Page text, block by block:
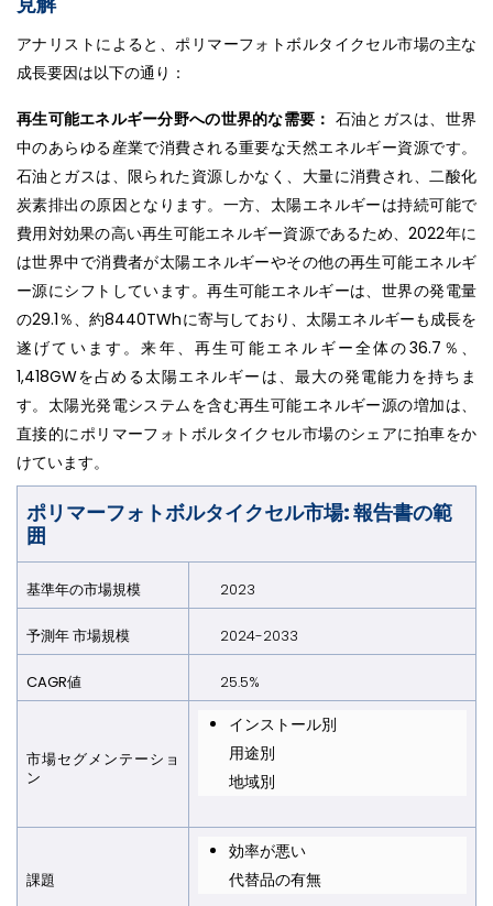
アナリストによると、ポリマーフォトボルタイクセル市場の主な
成長要因は以下の通り：
再生可能エネルギー分野への世界的な需要： 石油とガスは、世界
中のあらゆる産業で消費される重要な天然エネルギー資源です。
石油とガスは、限られた資源しかなく、大量に消費され、二酸化
炭素排出の原因となります。一方、太陽エネルギーは持続可能で
費用対効果の高い再生可能エネルギー資源であるため、2022年に
は世界中で消費者が太陽エネルギーやその他の再生可能エネルギ
ー源にシフトしています。再生可能エネルギーは、世界の発電量
の29.1％、約8440TWhに寄与しており、太陽エネルギーも成長を
遂げています。来年、再生可能エネルギー全体の36.7％、
1,418GWを占める太陽エネルギーは、最大の発電能力を持ちま
す。太陽光発電システムを含む再生可能エネルギー源の増加は、
直接的にポリマーフォトボルタイクセル市場のシェアに拍車をか
けています。
ポリマーフォトボルタイクセル市場: 報告書の範
囲
基準年の市場規模 2023
予測年 市場規模 2024-2033
CAGR値 25.5%
市場セグメンテーショ
ン
インストール別
用途別
地域別
課題
効率が悪い
代替品の有無